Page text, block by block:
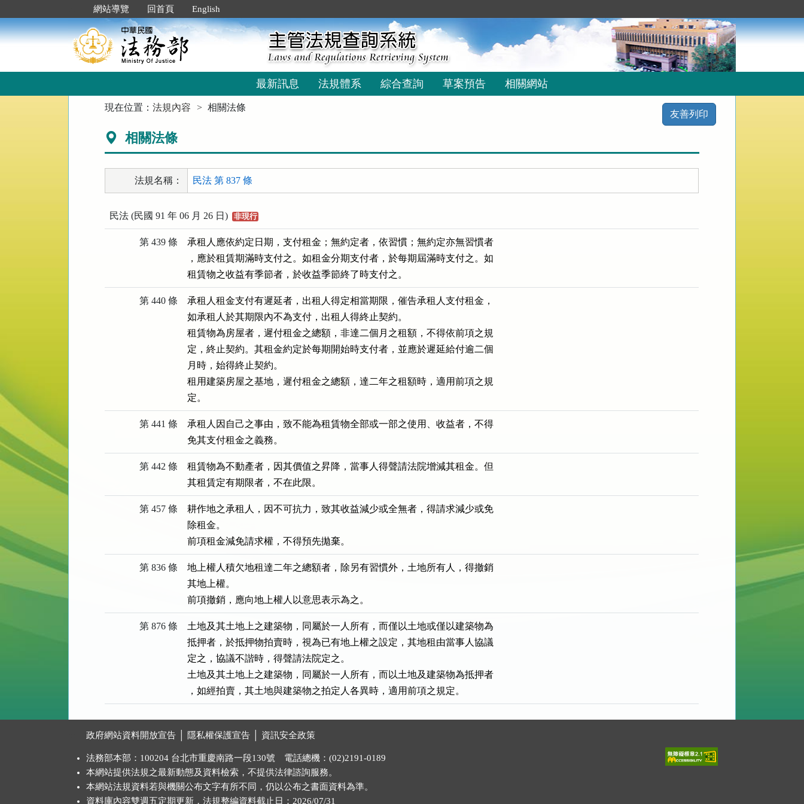
到
主
要
網站導覽 回首頁 English
最新訊息 法規體系 綜合查詢 草案預告 相關網站
現在位置：法規內容 相關法條
友善列印
相關法條
法規名稱： 民法 第 837 條
民法 (民國 91 年 06 月 26 日) 非現行
第 439 條
承租人應依約定日期，支付租金；無約定者，依習慣；無約定亦無習慣者
，應於租賃期滿時支付之。如租金分期支付者，於每期屆滿時支付之。如
租賃物之收益有季節者，於收益季節終了時支付之。
第 440 條
承租人租金支付有遲延者，出租人得定相當期限，催告承租人支付租金，
如承租人於其期限內不為支付，出租人得終止契約。
租賃物為房屋者，遲付租金之總額，非達二個月之租額，不得依前項之規
定，終止契約。其租金約定於每期開始時支付者，並應於遲延給付逾二個
月時，始得終止契約。
租用建築房屋之基地，遲付租金之總額，達二年之租額時，適用前項之規
定。
第 441 條
承租人因自己之事由，致不能為租賃物全部或一部之使用、收益者，不得
免其支付租金之義務。
第 442 條
租賃物為不動產者，因其價值之昇降，當事人得聲請法院增減其租金。但
其租賃定有期限者，不在此限。
第 457 條
耕作地之承租人，因不可抗力，致其收益減少或全無者，得請求減少或免
除租金。
前項租金減免請求權，不得預先拋棄。
第 836 條
地上權人積欠地租達二年之總額者，除另有習慣外，土地所有人，得撤銷
其地上權。
前項撤銷，應向地上權人以意思表示為之。
第 876 條
土地及其土地上之建築物，同屬於一人所有，而僅以土地或僅以建築物為
抵押者，於抵押物拍賣時，視為已有地上權之設定，其地租由當事人協議
定之，協議不諧時，得聲請法院定之。
土地及其土地上之建築物，同屬於一人所有，而以土地及建築物為抵押者
，如經拍賣，其土地與建築物之拍定人各異時，適用前項之規定。
政府網站資料開放宣告 隱私權保護宣告 資訊安全政策
法務部本部：100204 台北市重慶南路一段130號 電話總機：(02)2191-0189
本網站提供法規之最新動態及資料檢索，不提供法律諮詢服務。
本網站法規資料若與機關公布文字有所不同，仍以公布之書面資料為準。
資料庫內容雙週五定期更新，法規整編資料截止日：2026/07/31